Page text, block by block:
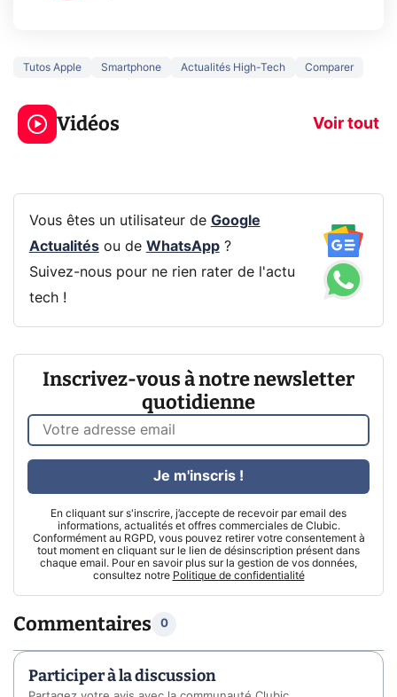
Tutos Apple Smartphone Actualités High-Tech Comparer
Vidéos Voir tout
3 écrans en 1 pour
319€ ? Voici L'AOC
CQ32G4ZA !
5
prochaine
Vous êtes un utilisateur de Google
Actualitésou de WhatsApp?
Suivez-nous pour ne rien rater de l'actu
tech !
Inscrivez-vous à notre newsletter
quotidienne
En cliquant sur s'inscrire, j’accepte de recevoir par email des
informations, actualités et offres commerciales de Clubic.
Conformément au RGPD, vous pouvez retirer votre consentement à
tout moment en cliquant sur le lien de désinscription présent dans
chaque email. Pour en savoir plus sur la gestion de vos données,
consultez notre Politique de confidentialité
Je m'inscris !
Commentaires 0
Participer à la discussion